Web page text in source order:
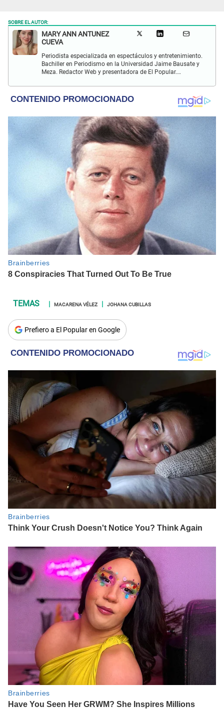
SOBRE EL AUTOR:
MARY ANN ANTUNEZ
CUEVA
Periodista especializada en espectáculos y entretenimiento.
Bachiller en Periodismo en la Universidad Jaime Bausate y
Meza. Redactor Web y presentadora de El Popular.
y espectáculos internacional.
MACARENA VÉLEZ JOHANA CUBILLAS
Prefiero a El Popular en Google